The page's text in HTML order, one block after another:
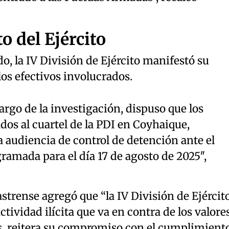
del Ejército
la IV División de Ejército manifestó su
efectivos involucrados.
de la investigación, dispuso que los
al cuartel de la PDI en Coyhaique,
audiencia de control de detención ante el
para el día 17 de agosto de 2025″,
agregó que “la IV División de
ilícita que va en contra de los